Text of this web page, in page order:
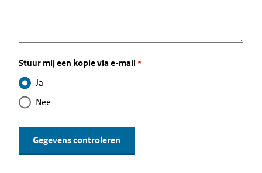
Stuur mij een kopie via e-mail *
Ja
Nee